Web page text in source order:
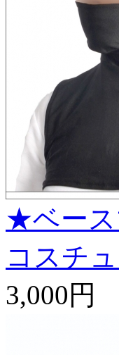
★ベース
コスチ
3,000円